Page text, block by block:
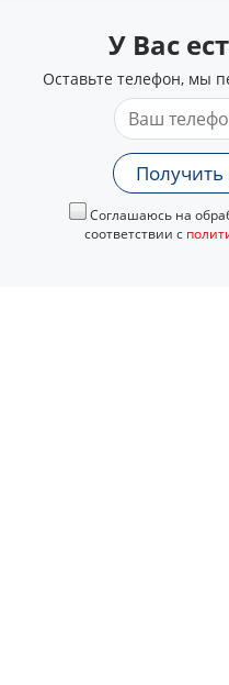
У Вас
Оставьте телефон, мы
Соглашаюсь на
соответствии с